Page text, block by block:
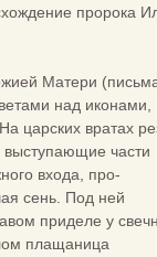
пророка
Матери
над иконами,
царских вратах
части
входа, про­
сень. Под ней
приделе у
плащаница